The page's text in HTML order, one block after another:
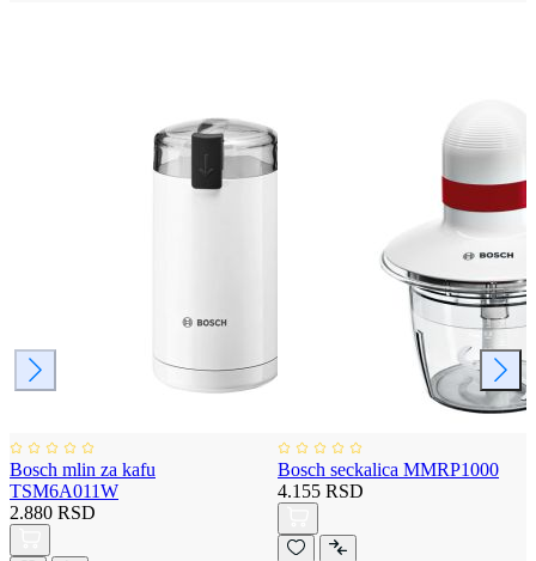
Bosch mlin za kafu
TSM6A011W
2.880 RSD
Bosch seckalica MMRP1000
4.155 RSD